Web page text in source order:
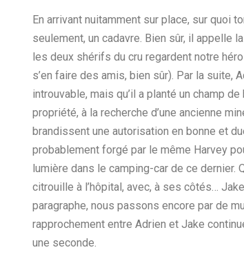
En arrivant nuitamment sur place, sur quoi
seulement, un cadavre. Bien sûr, il appelle
les deux shérifs du cru regardent notre
s’en faire des amis, bien sûr). Par la suite,
introuvable, mais qu’il a planté un champ
propriété, à la recherche d’une ancienne
brandissent une autorisation en bonne et
probablement forgé par le même Harvey
lumière dans le camping-car de ce
citrouille à l’hôpital, avec, à ses côtés…
paragraphe, nous passons encore par de
rapprochement entre Adrien et Jake
une seconde.